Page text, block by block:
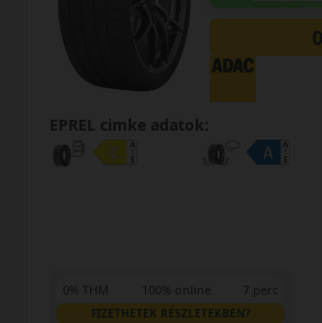
EPREL cimke adatok:
0% THM 100% online 7 perc
FIZETHETEK RÉSZLETEKBEN?